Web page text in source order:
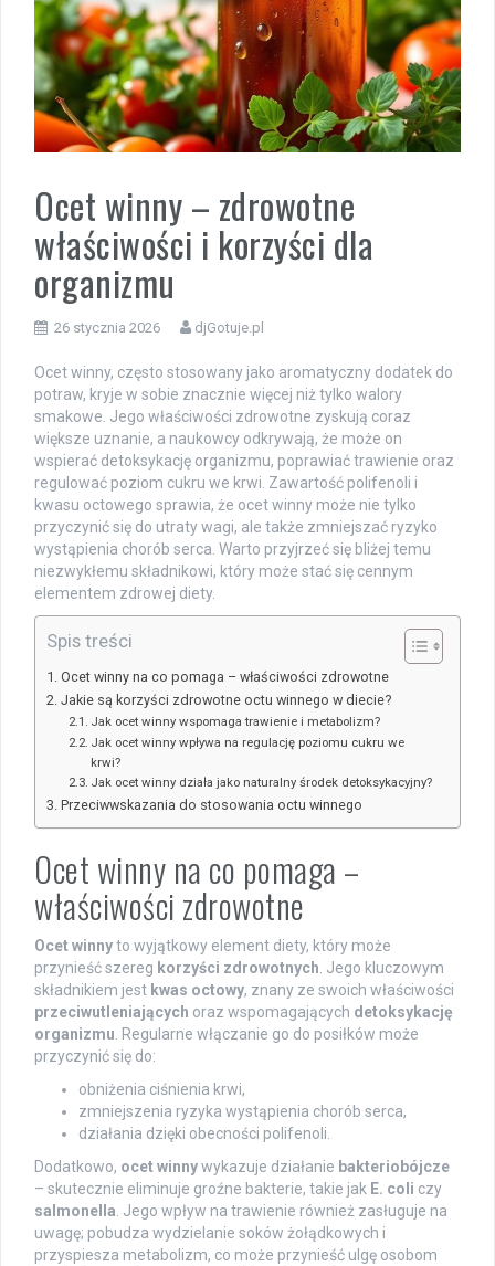
Ocet winny – zdrowotne
właściwości i korzyści dla
organizmu
26 stycznia 2026 djGotuje.pl
Ocet winny, często stosowany jako aromatyczny dodatek do
potraw, kryje w sobie znacznie więcej niż tylko walory
smakowe. Jego właściwości zdrowotne zyskują coraz
większe uznanie, a naukowcy odkrywają, że może on
wspierać detoksykację organizmu, poprawiać trawienie oraz
regulować poziom cukru we krwi. Zawartość polifenoli i
kwasu octowego sprawia, że ocet winny może nie tylko
przyczynić się do utraty wagi, ale także zmniejszać ryzyko
wystąpienia chorób serca. Warto przyjrzeć się bliżej temu
niezwykłemu składnikowi, który może stać się cennym
elementem zdrowej diety.
Spis treści
Ocet winny na co pomaga – właściwości zdrowotne
Jakie są korzyści zdrowotne octu winnego w diecie?
Jak ocet winny wspomaga trawienie i metabolizm?
Jak ocet winny wpływa na regulację poziomu cukru we
krwi?
Jak ocet winny działa jako naturalny środek detoksykacyjny?
Przeciwwskazania do stosowania octu winnego
Ocet winny na co pomaga –
właściwości zdrowotne
Ocet winnyto wyjątkowy element diety, który może
przynieść szereg korzyści zdrowotnych . Jego kluczowym
składnikiem jest kwas octowy, znany ze swoich właściwości
przeciwutleniających oraz wspomagających detoksykację
organizmu . Regularne włączanie go do posiłków może
przyczynić się do:
obniżenia ciśnienia krwi,
zmniejszenia ryzyka wystąpienia chorób serca,
działania dzięki obecności polifenoli.
Dodatkowo, ocet winnywykazuje działanie bakteriobójcze
– skutecznie eliminuje groźne bakterie, takie jak E. coli czy
salmonella . Jego wpływ na trawienie również zasługuje na
uwagę; pobudza wydzielanie soków żołądkowych i
przyspiesza metabolizm, co może przynieść ulgę osobom